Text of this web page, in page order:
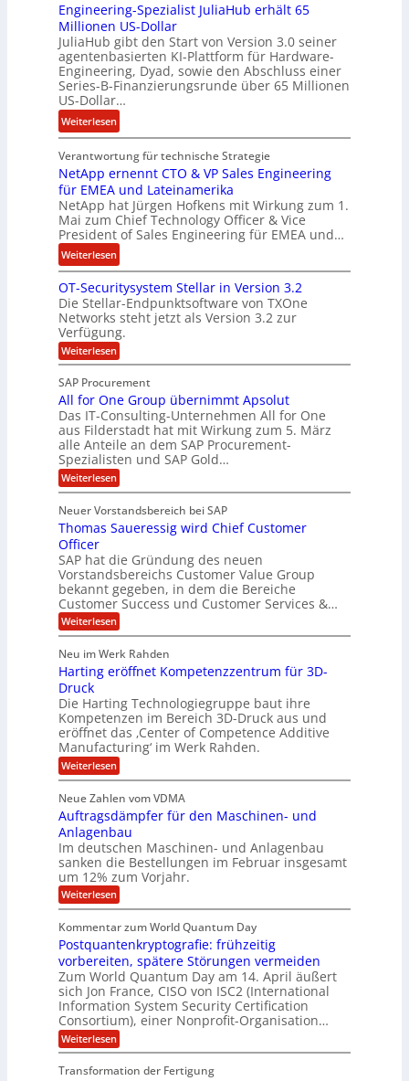
z
a
h
l
e
i
s
e
i
n
e
L
ö
s
u
n
g
a
n
C
o
u
s
o
i
r
d
F
i
n
a
n
z
c
h
f
b
e
i
I
F
S
Engineering-Spezialist JuliaHub erhält 65
Millionen US-Dollar
JuliaHub gibt den Start von Version 3.0 seiner
agentenbasierten KI-Plattform für Hardware-
Engineering, Dyad, sowie den Abschluss einer
Series-B-Finanzierungsrunde über 65 Millionen
US-Dollar…
Weiterlesen:
E
n
g
n
e
e
r
i
n
g
-
S
p
e
z
i
a
l
i
s
u
l
i
a
H
u
b
e
r
ä
l
t
6
5
M
i
l
l
i
o
n
U
S
-
D
o
l
l
a
Verantwortung für technische Strategie
NetApp ernennt CTO & VP Sales Engineering
für EMEA und Lateinamerika
NetApp hat Jürgen Hofkens mit Wirkung zum 1.
Mai zum Chief Technology Officer & Vice
President of Sales Engineering für EMEA und…
Weiterlesen:
N
e
t
A
p
p
n
e
n
n
t
C
T
O
V
P
S
a
l
e
s
n
g
i
n
e
r
i
n
g
f
ü
r
E
M
E
A
u
n
d
L
a
OT-Securitysystem Stellar in Version 3.2
Die Stellar-Endpunktsoftware von TXOne
Networks steht jetzt als Version 3.2 zur
Verfügung.
Weiterlesen:
O
-
S
e
c
u
r
i
t
y
y
s
e
m
S
t
e
l
l
r
i
e
r
s
i
o
n
3
.
2
SAP Procurement
All for One Group übernimmt Apsolut
Das IT-Consulting-Unternehmen All for One
aus Filderstadt hat mit Wirkung zum 5. März
alle Anteile an dem SAP Procurement-
Spezialisten und SAP Gold…
Weiterlesen:
A
l
f
r
O
n
e
G
r
o
p
ü
r
n
i
m
m
t
A
p
s
o
l
u
t
Neuer Vorstandsbereich bei SAP
Thomas Saueressig wird Chief Customer
Officer
SAP hat die Gründung des neuen
Vorstandsbereichs Customer Value Group
bekannt gegeben, in dem die Bereiche
Customer Success und Customer Services &…
Weiterlesen:
T
o
m
S
a
u
e
r
e
s
i
g
w
i
r
d
C
h
i
e
f
C
u
s
t
o
m
e
r
O
ff
Neu im Werk Rahden
Harting eröffnet Kompetenzzentrum für 3D-
Druck
Die Harting Technologiegruppe baut ihre
Kompetenzen im Bereich 3D-Druck aus und
eröffnet das ‚Center of Competence Additive
Manufacturing‘ im Werk Rahden.
Weiterlesen:
H
r
t
i
n
g
e
r
ö
f
n
e
t
K
o
m
p
e
t
e
z
Neue Zahlen vom VDMA
Auftragsdämpfer für den Maschinen- und
Anlagenbau
Im deutschen Maschinen- und Anlagenbau
sanken die Bestellungen im Februar insgesamt
um 12% zum Vorjahr.
Weiterlesen:
A
f
t
r
a
g
s
d
ä
m
p
e
Kommentar zum World Quantum Day
Postquantenkryptografie: frühzeitig
vorbereiten, spätere Störungen vermeiden
Zum World Quantum Day am 14. April äußert
sich Jon France, CISO von ISC2 (International
Information System Security Certification
Consortium), einer Nonprofit-Organisation…
Weiterlesen:
P
s
Transformation der Fertigung